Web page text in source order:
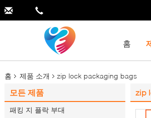
홈
홈 제품 소개 zip lock packaging bags
모든 제품
패킹 지 플락 부대
zip